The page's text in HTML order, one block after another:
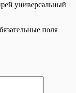
универсальный
поля